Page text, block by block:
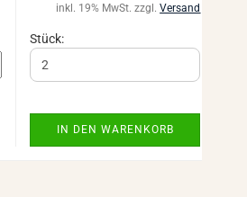
inkl. 19% MwSt. zzgl.Versand
Stück:
IN DEN WARENKORB